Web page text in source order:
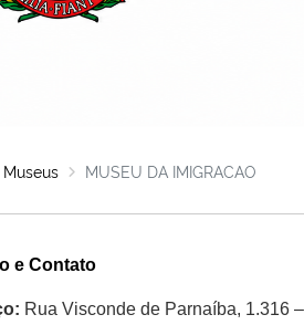
Museus MUSEU DA IMIGRACAO
e Contato
Rua Visconde de Parnaíba, 1.316